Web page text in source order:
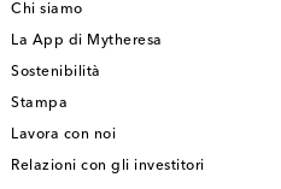
Chi siamo
La App di Mytheresa
Sostenibilità
Stampa
Lavora con noi
Relazioni con gli investitori